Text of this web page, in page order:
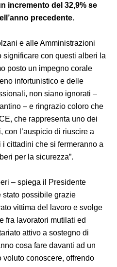
INAIL, nei primi dieci
stati denunciati 595.569
precedente.
e alle Amministrazioni
significare con questi
al primo posto un
del fenomeno
malattie
– continua il
coloro che operano
uno dei settori
i cittadini che si
ai nostri Alberi per la
– spiega il Presidente
stato possibile grazie
vittima del lavoro e